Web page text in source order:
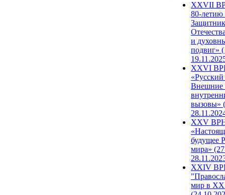
ХХVII
80-
и
подвиг»
XXVI
Внешние
вызовы»
XXV
будущее
мира»
XXIV
мир в